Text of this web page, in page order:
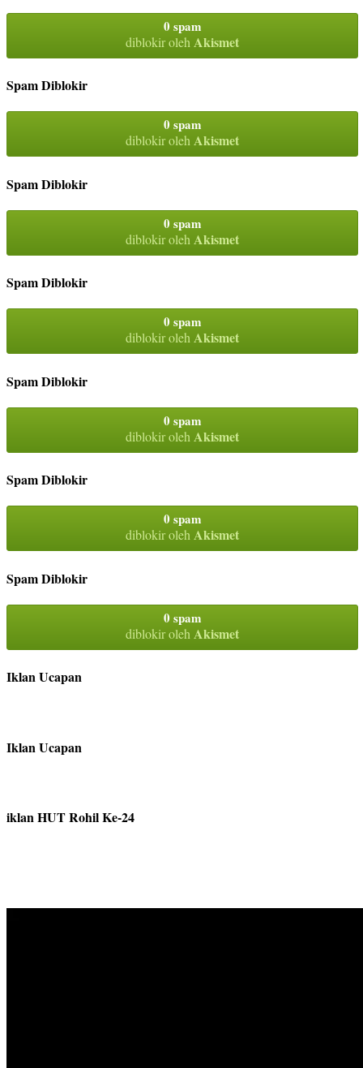
0 spam
diblokir oleh Akismet
Spam Diblokir
0 spam
diblokir olehAkismet
Spam Diblokir
0 spam
diblokir oleh Akismet
Spam Diblokir
0 spam
diblokir olehAkismet
Spam Diblokir
0 spam
diblokir oleh Akismet
Spam Diblokir
0 spam
diblokir olehAkismet
Spam Diblokir
0 spam
diblokir oleh Akismet
Iklan Ucapan
Iklan Ucapan
iklan HUT Rohil Ke-24